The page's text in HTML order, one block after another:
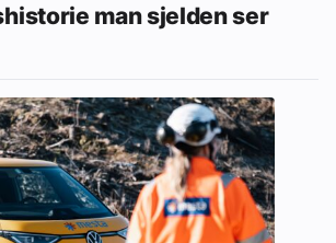
man sjelden ser